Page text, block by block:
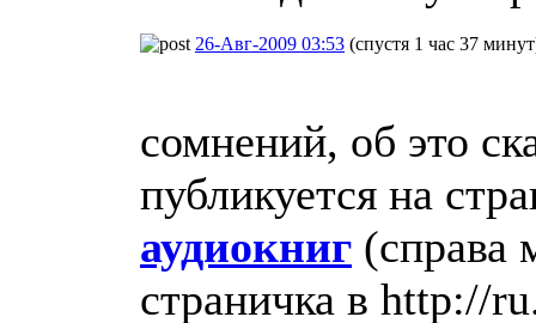
26-Авг-2009 03:53 (спустя 1 час 37
сомнений, об это
публикуется на
аудиокниг (справа
страничка в http://